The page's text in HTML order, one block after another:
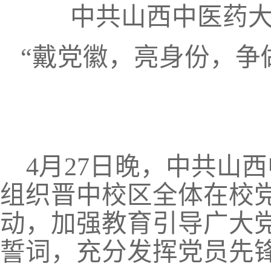
中共山西中医药
“戴党徽，亮身份，
4月 27 日晚，中共山
组织晋中校区全体在校
动，加强教育引导广大
誓词，充分发挥党员先